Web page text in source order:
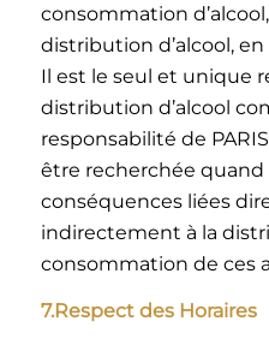
consommation
distribution d’alcool,
Il est le seul et unique
distribution d’alcool
responsabilité de
être recherchée
conséquences liées
indirectement à la
consommation de ces
7.Respect des Horaires